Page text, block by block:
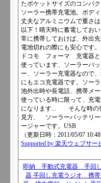
たポケットサイズのコンパ
ソーラー携帯充電池。ボデ
丈夫なアルミニウムで重さは
以下！晴天時に蓄電してお
常に携帯しておけば、外出
電池切れの際にも安心です
ドコモ フォーマ 充電器と
使っています、ソーラーバ
ー、ソーラー充電器なので
にもエコ充電器です。ソー
池外出時や長電話、携帯メ
使っている時に限って、充
になります... そんな時の
見方、 ソーラーバッテリ
ージャーです。USB
（更新日時：2011/05/07
Supported by 楽天ウェブサー
即納 手動式充電器 手回
器 手回し充電ラジオ 携帯